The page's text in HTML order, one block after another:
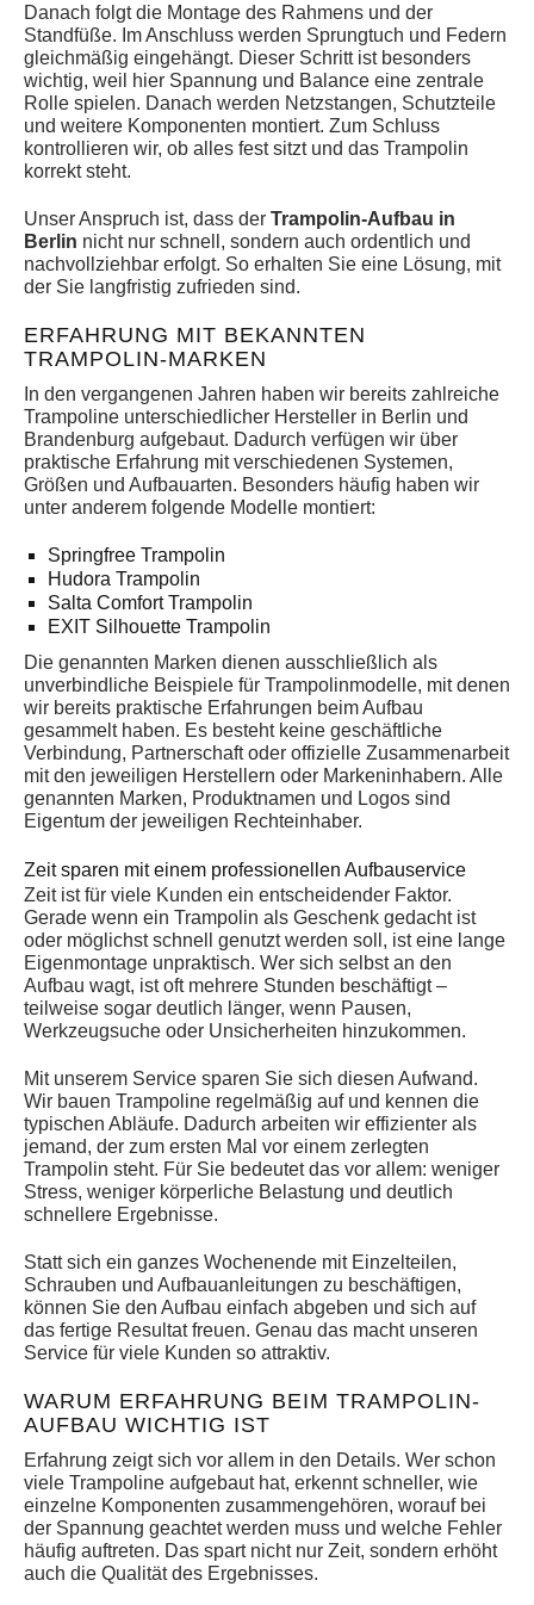
Danach folgt die Montage des Rahmens und der
Standfüße. Im Anschluss werden Sprungtuch und Federn
gleichmäßig eingehängt. Dieser Schritt ist besonders
wichtig, weil hier Spannung und Balance eine zentrale
Rolle spielen. Danach werden Netzstangen, Schutzteile
und weitere Komponenten montiert. Zum Schluss
kontrollieren wir, ob alles fest sitzt und das Trampolin
korrekt steht.
Unser Anspruch ist, dass der Trampolin-Aufbau in
Berlin nicht nur schnell, sondern auch ordentlich und
nachvollziehbar erfolgt. So erhalten Sie eine Lösung, mit
der Sie langfristig zufrieden sind.
ERFAHRUNG MIT BEKANNTEN
TRAMPOLIN-MARKEN
In den vergangenen Jahren haben wir bereits zahlreiche
Trampoline unterschiedlicher Hersteller in Berlin und
Brandenburg aufgebaut. Dadurch verfügen wir über
praktische Erfahrung mit verschiedenen Systemen,
Größen und Aufbauarten. Besonders häufig haben wir
unter anderem folgende Modelle montiert:
Springfree Trampolin
Hudora Trampolin
Salta Comfort Trampolin
EXIT Silhouette Trampolin
Die genannten Marken dienen ausschließlich als
unverbindliche Beispiele für Trampolinmodelle, mit denen
wir bereits praktische Erfahrungen beim Aufbau
gesammelt haben. Es besteht keine geschäftliche
Verbindung, Partnerschaft oder offizielle Zusammenarbeit
mit den jeweiligen Herstellern oder Markeninhabern. Alle
genannten Marken, Produktnamen und Logos sind
Eigentum der jeweiligen Rechteinhaber.
Zeit sparen mit einem professionellen Aufbauservice
Zeit ist für viele Kunden ein entscheidender Faktor.
Gerade wenn ein Trampolin als Geschenk gedacht ist
oder möglichst schnell genutzt werden soll, ist eine lange
Eigenmontage unpraktisch. Wer sich selbst an den
Aufbau wagt, ist oft mehrere Stunden beschäftigt –
teilweise sogar deutlich länger, wenn Pausen,
Werkzeugsuche oder Unsicherheiten hinzukommen.
Mit unserem Service sparen Sie sich diesen Aufwand.
Wir bauen Trampoline regelmäßig auf und kennen die
typischen Abläufe. Dadurch arbeiten wir effizienter als
jemand, der zum ersten Mal vor einem zerlegten
Trampolin steht. Für Sie bedeutet das vor allem: weniger
Stress, weniger körperliche Belastung und deutlich
schnellere Ergebnisse.
Statt sich ein ganzes Wochenende mit Einzelteilen,
Schrauben und Aufbauanleitungen zu beschäftigen,
können Sie den Aufbau einfach abgeben und sich auf
das fertige Resultat freuen. Genau das macht unseren
Service für viele Kunden so attraktiv.
WARUM ERFAHRUNG BEIM TRAMPOLIN-
AUFBAU WICHTIG IST
Erfahrung zeigt sich vor allem in den Details. Wer schon
viele Trampoline aufgebaut hat, erkennt schneller, wie
einzelne Komponenten zusammengehören, worauf bei
der Spannung geachtet werden muss und welche Fehler
häufig auftreten. Das spart nicht nur Zeit, sondern erhöht
auch die Qualität des Ergebnisses.